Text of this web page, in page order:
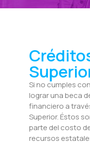
Si no cumples
lograr una beca
financiero a
Superior. Éstos
parte del costo
recursos